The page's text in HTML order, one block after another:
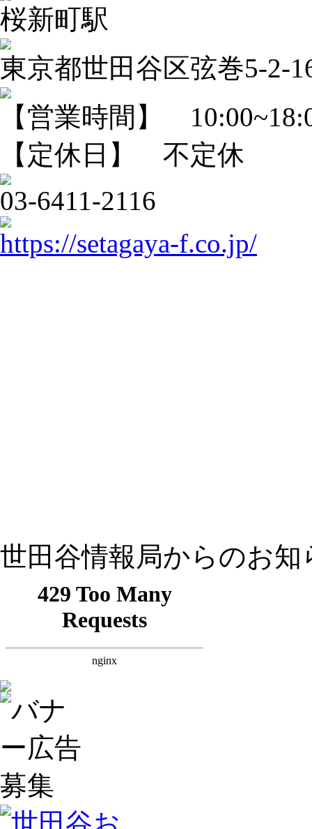
桜新町駅
東京都世田谷区弦巻5-2-
【営業時間】
【定休日】 不定休
03-6411-2116
https://setagaya-f.co.jp/
世田谷情報局からのお知